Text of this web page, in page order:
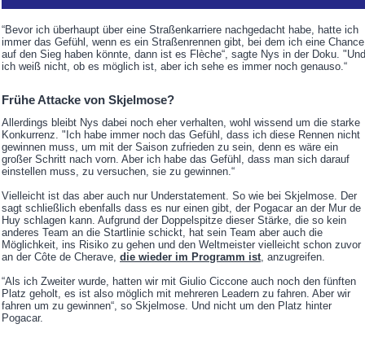
“Bevor ich überhaupt über eine Straßenkarriere nachgedacht habe, hatte ich
immer das Gefühl, wenn es ein Straßenrennen gibt, bei dem ich eine Chance
auf den Sieg haben könnte, dann ist es Flèche“, sagte Nys in der Doku. "Und
ich weiß nicht, ob es möglich ist, aber ich sehe es immer noch genauso.“
Frühe Attacke von Skjelmose?
Allerdings bleibt Nys dabei noch eher verhalten, wohl wissend um die starke
Konkurrenz. "Ich habe immer noch das Gefühl, dass ich diese Rennen nicht
gewinnen muss, um mit der Saison zufrieden zu sein, denn es wäre ein
großer Schritt nach vorn. Aber ich habe das Gefühl, dass man sich darauf
einstellen muss, zu versuchen, sie zu gewinnen.“
Vielleicht ist das aber auch nur Understatement. So wie bei Skjelmose. Der
sagt schließlich ebenfalls dass es nur einen gibt, der Pogacar an der Mur de
Huy schlagen kann. Aufgrund der Doppelspitze dieser Stärke, die so kein
anderes Team an die Startlinie schickt, hat sein Team aber auch die
Möglichkeit, ins Risiko zu gehen und den Weltmeister vielleicht schon zuvor
an der Côte de Cherave, die wieder im Programm ist, anzugreifen.
“Als ich Zweiter wurde, hatten wir mit Giulio Ciccone auch noch den fünften
Platz geholt, es ist also möglich mit mehreren Leadern zu fahren. Aber wir
fahren um zu gewinnen“, so Skjelmose. Und nicht um den Platz hinter
Pogacar.